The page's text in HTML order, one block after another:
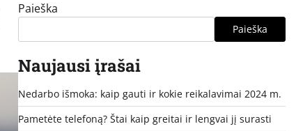
Paieška
Paieška
Naujausi įrašai
Nedarbo išmoka: kaip gauti ir kokie reikalavimai 2024 m.
Pametėte telefoną? Štai kaip greitai ir lengvai jį surasti